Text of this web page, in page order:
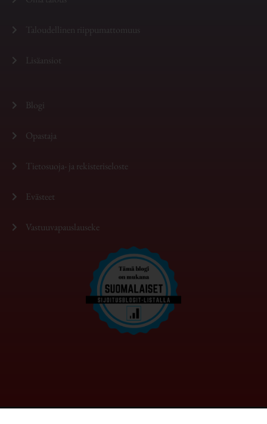
Taloudellinen riippumattomuus
Lisäansiot
Blogi
Opastaja
Tietosuoja- ja rekisteriseloste
Evästeet
Vastuuvapauslauseke